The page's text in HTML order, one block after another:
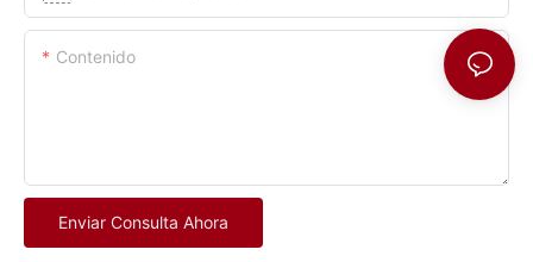
Contenido
Enviar Consulta Ahora